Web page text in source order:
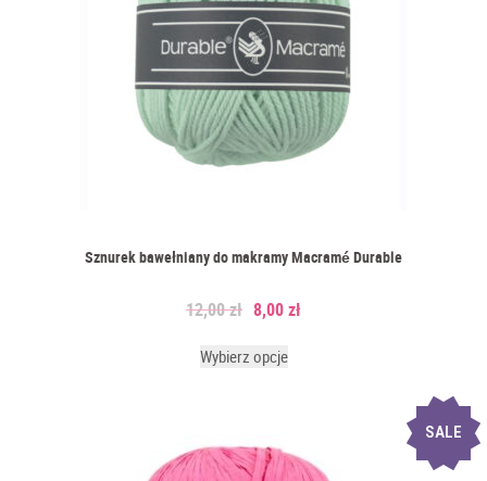
Sznurek bawełniany do makramy Macramé Durable
12,00zł 8,00zł
Wybierz opcje
SALE